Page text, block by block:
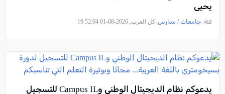
يحيى
فئة: جامعات / مدارس , كل العرب, 2026-08-01 19:52:04
يدعوكم نظام الديجيتال الوطني وCampus IL للتسجيل